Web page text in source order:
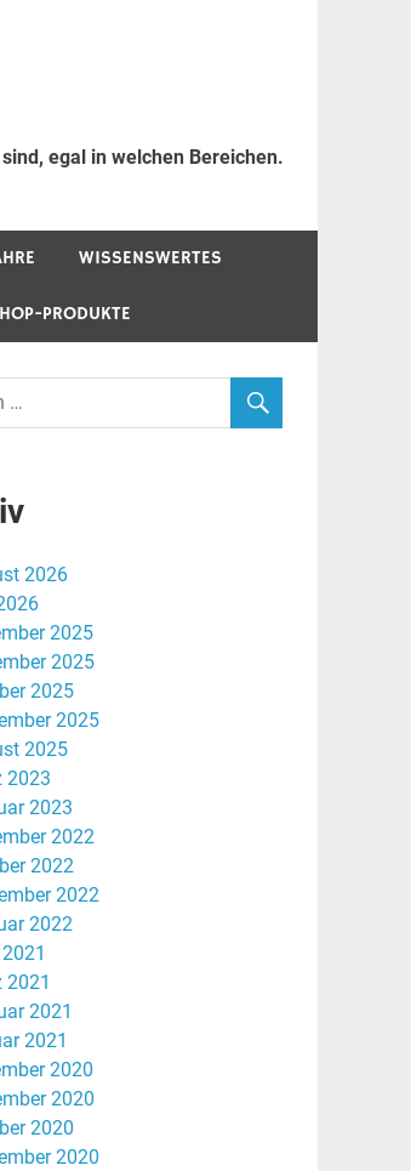
egal in welchen Bereichen.
WISSENSWERTES
PRODUKTE
2026
2025
2025
2025
2025
2025
2023
2023
2022
2022
2022
2022
2021
2021
2021
2020
2020
2020
2020